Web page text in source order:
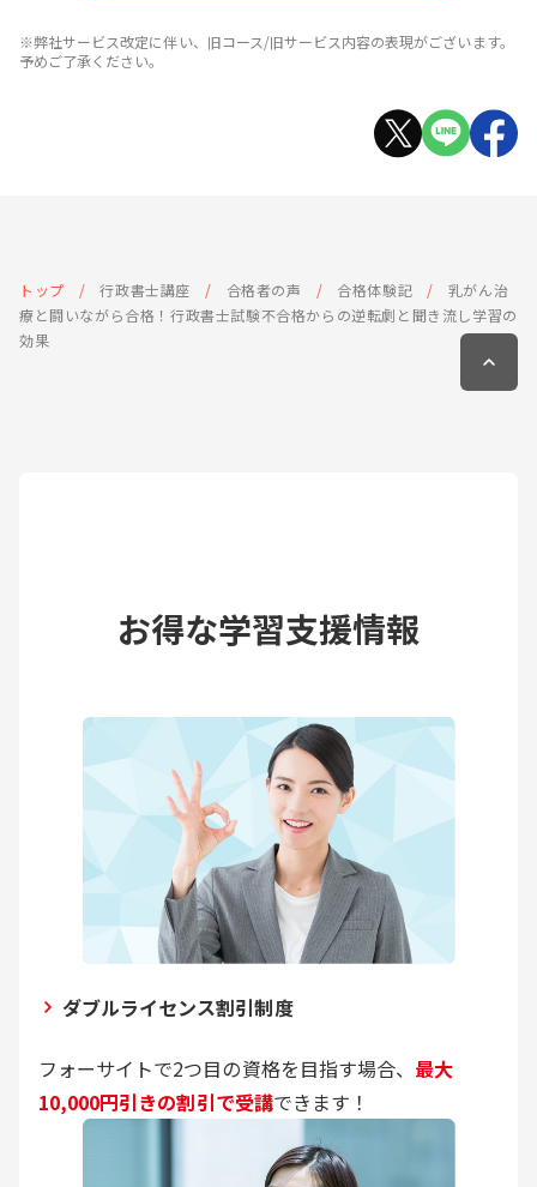
※弊社サービス改定に伴い、旧コース/旧サービス内容の表現がございます。
予めご了承ください。
トップ 行政書士講座 合格者の声 合格体験記
乳がん治
療と闘いながら合格！行政書士試験不合格からの逆転劇と聞き流し学習の
効果
お得な学習支援情報
ダブルライセンス割引制度
フォーサイトで2つ目の資格を目指す場合、 最大
10,000円引きの割引で受講できます！